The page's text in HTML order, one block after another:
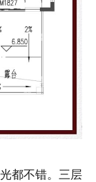
都不错。三层